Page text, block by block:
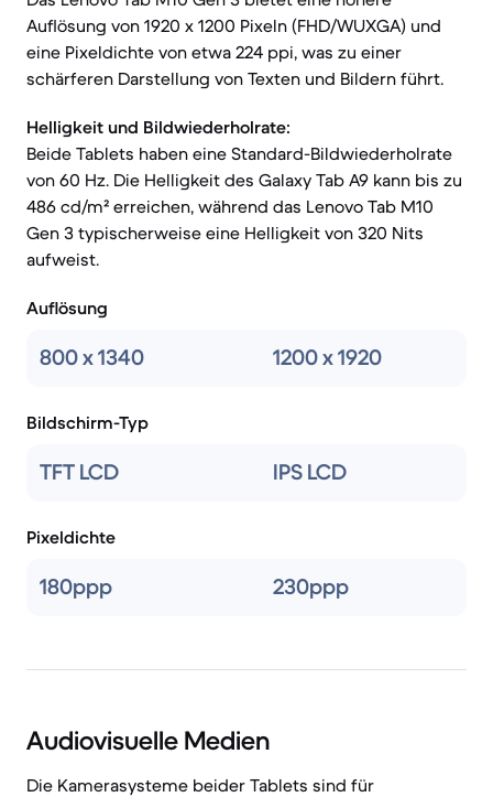
Auflösung von 1920 x 1200 Pixeln (FHD/WUXGA) und
eine Pixeldichte von etwa 224 ppi, was zu einer
schärferen Darstellung von Texten und Bildern führt.
Helligkeit und Bildwiederholrate:
Beide Tablets haben eine Standard-Bildwiederholrate
von 60 Hz. Die Helligkeit des Galaxy Tab A9 kann bis zu
486 cd/m² erreichen, während das Lenovo Tab M10
Gen 3 typischerweise eine Helligkeit von 320 Nits
aufweist.
Auflösung
800 x 1340 1200 x 1920
Bildschirm-Typ
TFT LCD IPS LCD
Pixeldichte
180ppp 230ppp
Audiovisuelle Medien
Die Kamerasysteme beider Tablets sind für